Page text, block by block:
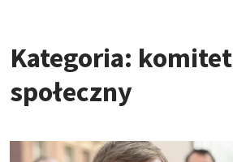
Kategoria: komitet
społeczny